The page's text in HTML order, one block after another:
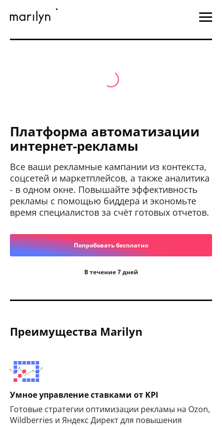
Платформа автоматизации
интернет-рекламы
Все ваши рекламные кампании из контекста,
соцсетей и маркетплейсов, а также аналитика
- в одном окне. Повышайте эффективность
рекламы с помощью биддера и экономьте
время специалистов за счёт готовых отчетов.
Попробовать бесплатно
В течение 7 дней
Преимущества Marilyn
Умное управление ставками от KPI
Готовые стратегии оптимизации рекламы на Ozon,
Wildberries и Яндекс Директ для повышения